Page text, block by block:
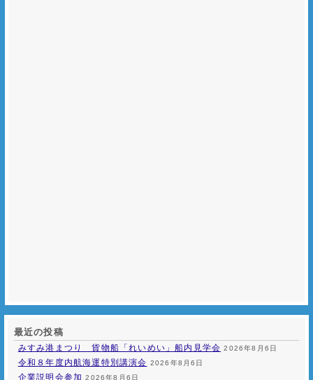
最近の投稿
みすみ港まつり 貨物船「れいめい」船内見学会 2026年8月6日
令和８年度内航海運特別講演会 2026年8月6日
企業説明会参加 2026年8月6日